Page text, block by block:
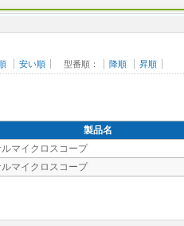
安い順 型番順： 降順 昇順
製品名
マイクロスコープ
マイクロスコープ